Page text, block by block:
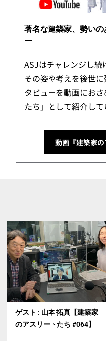
著名な建築家、勢い
ー
ASJはチャレンジし続
その姿や考えを後世
タビューを動画にお
たち」として紹介して
動画『建築家の
ゲスト : 山本 拓真【建築家
のアスリートたち #064】